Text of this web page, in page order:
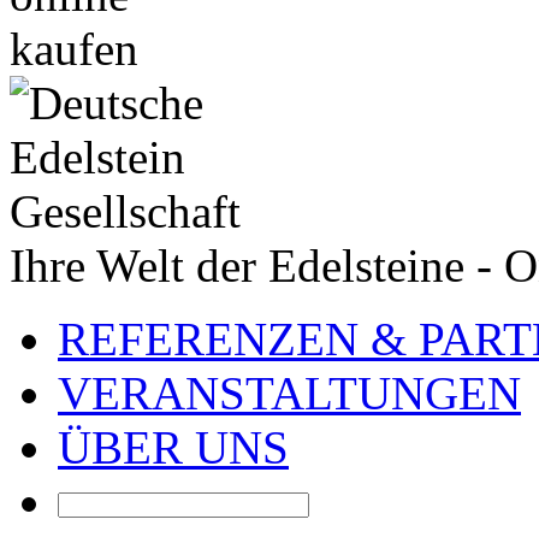
Ihre Welt der Edelsteine -
REFERENZEN &
VERANSTALTUNGEN
ÜBER UNS